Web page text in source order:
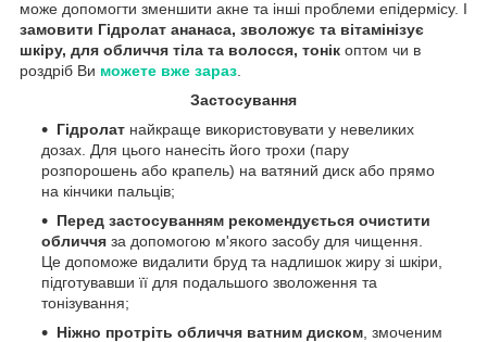
може допомогти зменшити акне та інші проблеми епідермісу. І
замовити Гідролат ананаса, зволожує та вітамінізує
шкіру, для обличчя тіла та волосся, тонік оптом чи в
роздріб Ви можете вже зараз
Застосування
Гідролат найкраще використовувати у невеликих
дозах. Для цього нанесіть його трохи (пару
розпорошень або крапель) на ватяний диск або прямо
на кінчики пальців;
Перед застосуванням рекомендується очистити
обличчя за допомогою м'якого засобу для чищення.
Це допоможе видалити бруд та надлишок жиру зі шкіри,
підготувавши її для подальшого зволоження та
тонізування;
Ніжно протріть обличчя ватним диском , змоченим